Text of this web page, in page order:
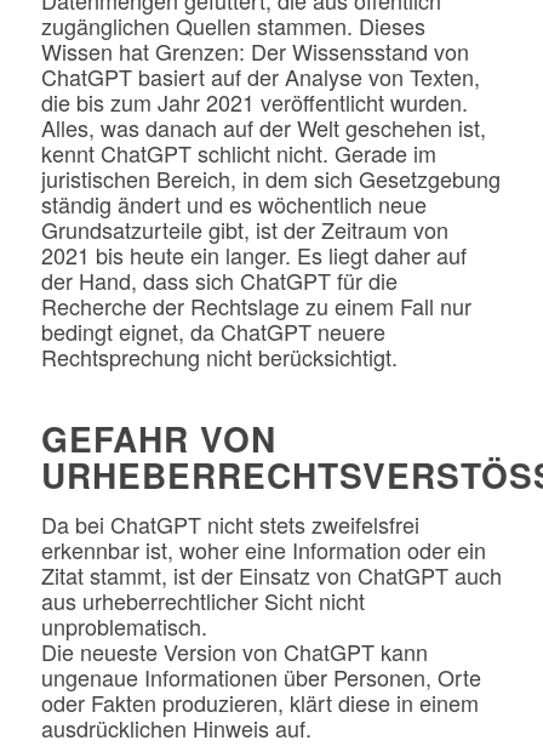
zugänglichen Quellen stammen. Dieses
Wissen hat Grenzen: Der Wissensstand von
ChatGPT basiert auf der Analyse von Texten,
die bis zum Jahr 2021 veröffentlicht wurden.
Alles, was danach auf der Welt geschehen ist,
kennt ChatGPT schlicht nicht. Gerade im
juristischen Bereich, in dem sich Gesetzgebung
ständig ändert und es wöchentlich neue
Grundsatzurteile gibt, ist der Zeitraum von
2021 bis heute ein langer. Es liegt daher auf
der Hand, dass sich ChatGPT für die
Recherche der Rechtslage zu einem Fall nur
bedingt eignet, da ChatGPT neuere
Rechtsprechung nicht berücksichtigt.
GEFAHR VON
Da bei ChatGPT nicht stets zweifelsfrei
erkennbar ist, woher eine Information oder ein
Zitat stammt, ist der Einsatz von ChatGPT auch
aus urheberrechtlicher Sicht nicht
unproblematisch.
Die neueste Version von ChatGPT kann
ungenaue Informationen über Personen, Orte
oder Fakten produzieren, klärt diese in einem
ausdrücklichen Hinweis auf.